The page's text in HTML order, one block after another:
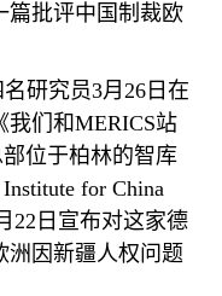
篇批评中国制裁欧
名研究员3月 26 日在
我们和MERICS站
位于柏林的智库
for China
22 日宣布对这家德
洲因新疆人权问题